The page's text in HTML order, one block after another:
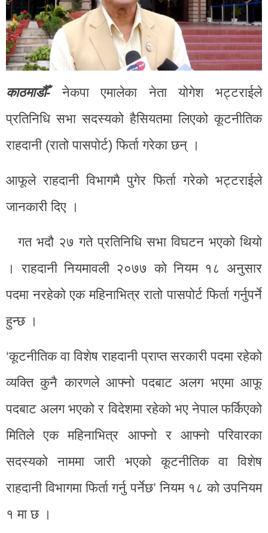
काठमाडौँ-नेकपा एमालेका नेता योगेश भट्टराईले
प्रतिनिधि सभा सदस्यको हैसियतमा लिएको कूटनीतिक
राहदानी (रातो पासपोर्ट) फिर्ता गरेका छन् ।
आफूले राहदानी विभागमै पुगेर फिर्ता गरेको भट्टराईले
जानकारी दिए ।
गत भदौ २७ गते प्रतिनिधि सभा विघटन भएको थियो
। राहदानी नियमावली २०७७ को नियम १८ अनुसार
पदमा नरहेको एक महिनाभित्र रातो पासपोर्ट फिर्ता गर्नुपर्ने
हुन्छ ।
‘कूटनीतिक वा विशेष राहदानी प्राप्त सरकारी पदमा रहेको
व्यक्ति कुनै कारणले आफ्नो पदबाट अलग भएमा आफू
पदबाट अलग भएको र विदेशमा रहेको भए नेपाल फर्किएको
मितिले एक महिनाभित्र आफ्नो र आफ्नो परिवारका
सदस्यको नाममा जारी भएको कूटनीतिक वा विशेष
राहदानी विभागमा फिर्ता गर्नु पर्नेछ’ नियम १८ को उपनियम
१ मा छ ।